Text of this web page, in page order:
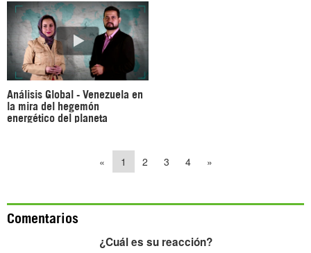
Análisis Global - Venezuela en
la mira del hegemón
energético del planeta
« 1 2 3 4 »
Comentarios